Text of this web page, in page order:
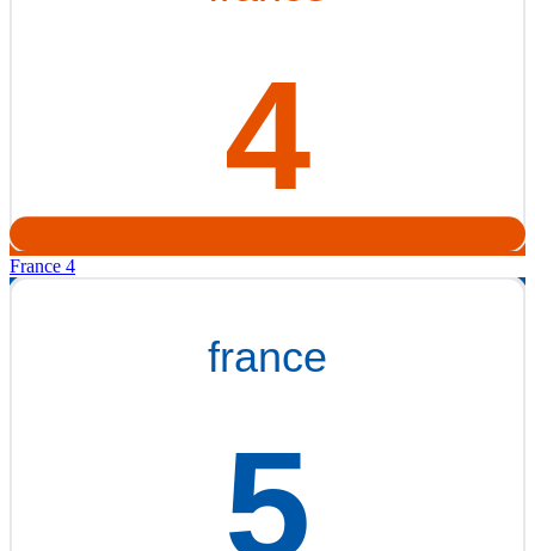
France 4